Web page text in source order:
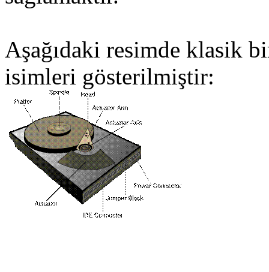
Aşağıdaki resimde klasik
isimleri gösterilmiştir: